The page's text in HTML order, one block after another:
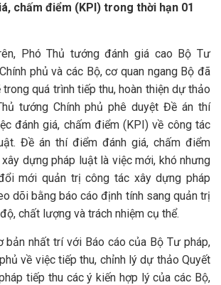
chấm điểm (KPI) trong thời hạn 01
Phó Thủ tướng đánh giá cao Bộ Tư
phủ và các Bộ, cơ quan ngang Bộ đã
quá trình tiếp thu, hoàn thiện dự thảo
tướng Chính phủ phê duyệt Đề án thí
đánh giá, chấm điểm (KPI) về công tác
Đề án thí điểm đánh giá, chấm điểm
dựng pháp luật là việc mới, khó nhưng
mới quản trị công tác xây dựng pháp
dõi bằng báo cáo định tính sang quản trị
chất lượng và trách nhiệm cụ thể.
bản nhất trí với Báo cáo của Bộ Tư pháp,
về việc tiếp thu, chỉnh lý dự thảo Quyết
tiếp thu các ý kiến hợp lý của các Bộ,